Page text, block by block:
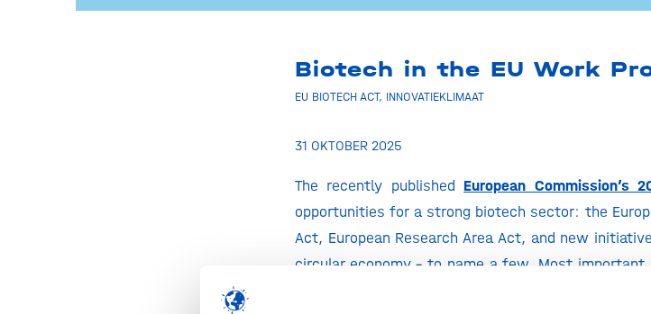
Biotech in the EU Work
EU BIOTECH ACT, INNOVATIEKLIMAAT
31 OKTOBER 2025
The recently published European Commission’s
opportunities for a strong biotech sector: the
Act, European Research Area Act, and new
circular economy – to name a few. Most
the Commission has now officially split in two.